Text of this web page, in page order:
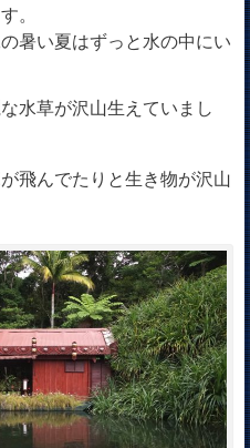
。
暑い夏はずっと水の中にい
水草が沢山生えていまし
飛んでたりと生き物が沢山